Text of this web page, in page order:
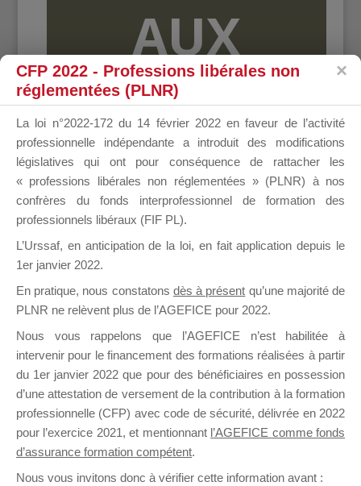
AUX
DE
il y a un jour
formation. Il accueille également les Conseillers
CFP 2022 - Professions libérales non
réglementées (PLNR)
La loi n°2022-172 du 14 février 2022 en faveur de l’activité
professionnelle indépendante a introduit des modifications
législatives qui ont pour conséquence de rattacher les
« professions libérales non réglementées » (PLNR) à nos
confrères du fonds interprofessionnel de formation des
professionnels libéraux (FIF PL).
L’Urssaf, en anticipation de la loi, en fait application depuis le
1er janvier 2022.
En pratique, nous constatons dès à présent qu’une majorité de
PLNR ne relèvent plus de l’AGEFICE pour 2022.
Nous vous rappelons que l’AGEFICE n’est habilitée à
intervenir pour le financement des formations réalisées à partir
du 1er janvier 2022 que pour des bénéficiaires en possession
d’une attestation de versement de la contribution à la formation
professionnelle (CFP) avec code de sécurité, délivrée en 2022
pour l’exercice 2021, et mentionnant l’AGEFICE comme fonds
d’assurance formation compétent.
Nous vous invitons donc à vérifier cette information avant :